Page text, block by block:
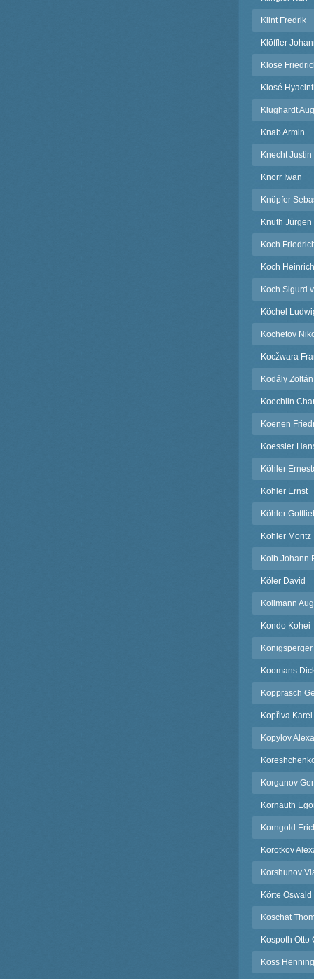
Klint Fredrik
Klöffler
Klose
Klosé
Klughardt
Knab Armin
Knecht
Knorr Iwan
Knüpfer
Knuth Jürgen
Koch
Koch
Koch Sigurd
Köchel
Kochetov
Kocžwara
Kodály Zoltán
Koechlin
Koenen
Koessler
Köhler
Köhler Ernst
Köhler
Köhler Moritz
Kolb Johann
Köler David
Kollmann
Kondo Kohei
Koomans
Kopprasch
Kopřiva
Kopylov
Korganov
Kornauth
Korngold
Korotkov
Korshunov
Körte Oswald
Koschat
Kospoth Otto
Koss